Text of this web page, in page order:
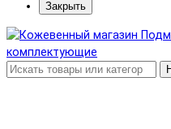
Закрыть